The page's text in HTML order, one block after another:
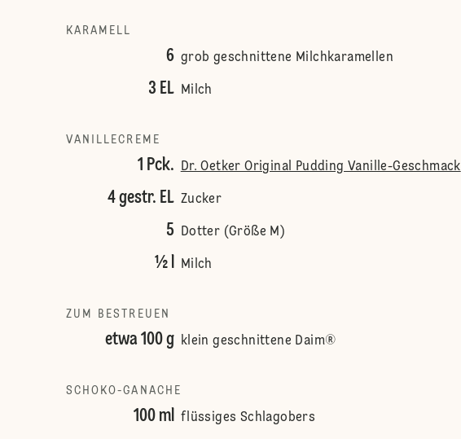
KARAMELL
6 grob geschnittene Milchkaramellen
3 EL Milch
VANILLECREME
1 Pck. Dr. Oetker Original Pudding Vanille-Geschmack
4 gestr. EL Zucker
5 Dotter (Größe M)
½ l Milch
ZUM BESTREUEN
etwa 100 g klein geschnittene Daim®
SCHOKO-GANACHE
100 ml flüssiges Schlagobers